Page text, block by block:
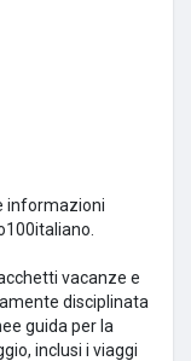
informazioni
vacanze e
disciplinata
guida per la
inclusi i viaggi